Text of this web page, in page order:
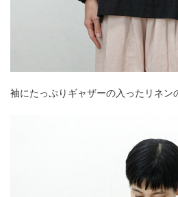
袖にたっぷりギャザーの入ったリネン